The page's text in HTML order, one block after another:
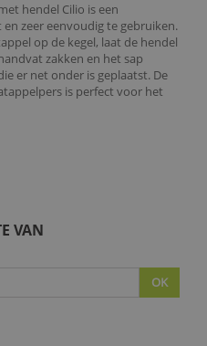
hendel Cilio is een
zeer eenvoudig te gebruiken.
op de kegel, laat de hendel
zakken en het sap
er net onder is geplaatst. De
is perfect voor het
VAN
OK